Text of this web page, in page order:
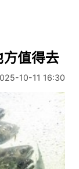
值得去
10-11 16:30